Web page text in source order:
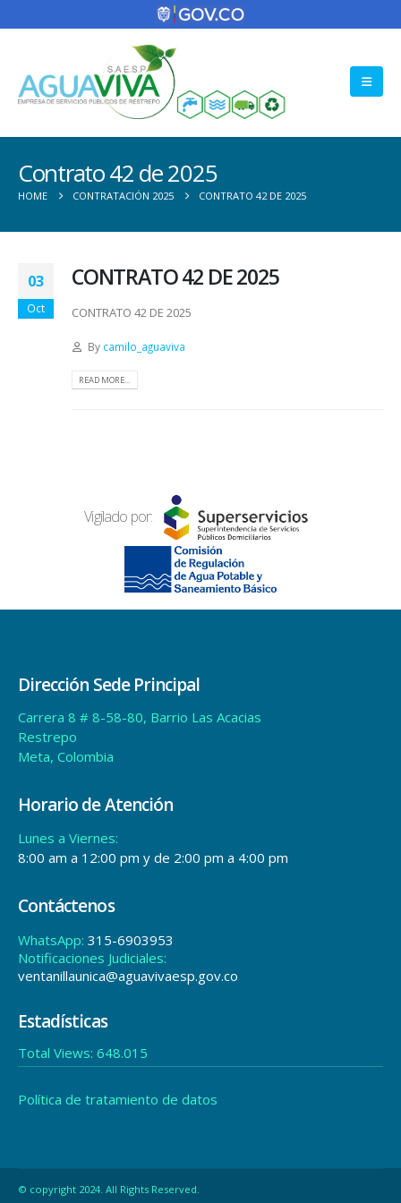
Contrato 42 de 2025
HOME CONTRATACIÓN 2025 CONTRATO 42 DE 2025
03
Oct
CONTRATO 42 DE 2025
CONTRATO 42 DE 2025
By camilo_aguaviva
READ MORE...
Vigilado por:
Dirección Sede Principal
Carrera 8 # 8-58-80, Barrio Las Acacias
Restrepo
Meta, Colombia
Horario de Atención
Lunes a Viernes:
8:00 am a 12:00 pm y de 2:00 pm a 4:00 pm
Contáctenos
WhatsApp: 315-6903953
Notificaciones Judiciales:
ventanillaunica@aguavivaesp.gov.co
Estadísticas
Total Views: 648.015
Política de tratamiento de datos
© copyright 2024. All Rights Reserved.